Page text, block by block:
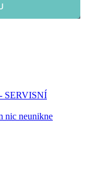
SERVISNÍ
nic neunikne